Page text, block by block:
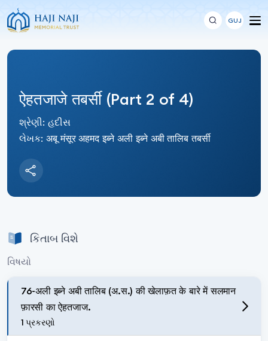
GUJ
ऐहतजाजे तबर्सी (Part 2 of 4)
શ્રેણી: હદીસ
લેખક: अबू मंसूर अहमद इब्ने अली इब्ने अबी तालिब तबर्सी
કિતાબ વિશે
વિષયો
76-अली इब्ने अबी तालिब (अ.स.) की खेलाफ़त के बारे में सलमान
फ़ारसी का ऐहतजाज.
1 પ્રકરણો